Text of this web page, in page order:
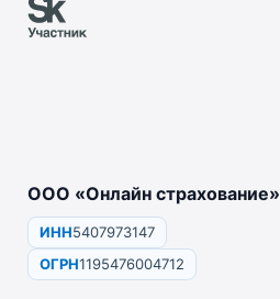
ООО «Онлайн страхование»
ИНН5407973147
ОГРН1195476004712